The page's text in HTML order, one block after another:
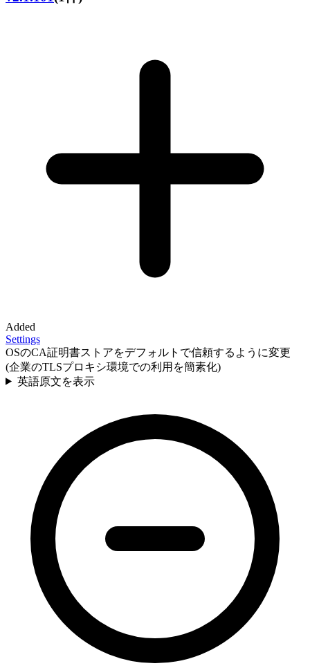
Added
Settings
OSのCA証明書ストアをデフォルトで信頼するように変更
(企業のTLSプロキシ環境での利用を簡素化)
英語原文を表示